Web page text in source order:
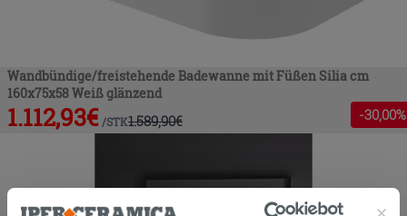
Wandbündige/freistehende Badewanne mit Füßen Silia cm
160x75x58 Weiß glänzend
1.112,93€ /STK1.589,90€ -30,00%